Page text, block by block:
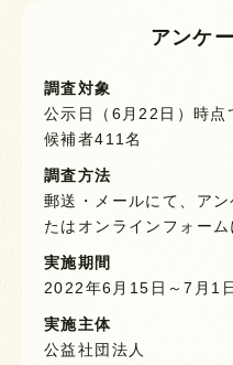
アンケ
調査対象
公示日（6月22日）時点
候補者411名
調査方法
郵送・メールにて、ア
たはオンラインフォーム
実施期間
2022年6月15日～7月1
実施主体
公益社団法人